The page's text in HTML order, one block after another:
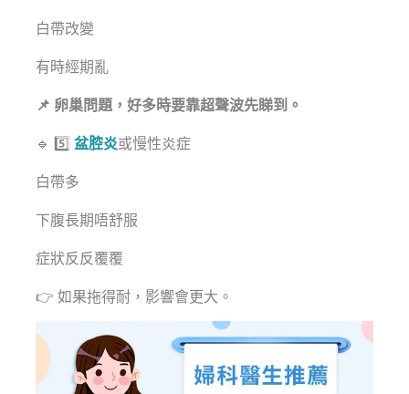
白帶改變
有時經期亂
📌 卵巢問題，好多時要靠超聲波先睇到。
🔹 5️⃣盆腔炎或慢性炎症
白帶多
下腹長期唔舒服
症狀反反覆覆
👉 如果拖得耐，影響會更大。